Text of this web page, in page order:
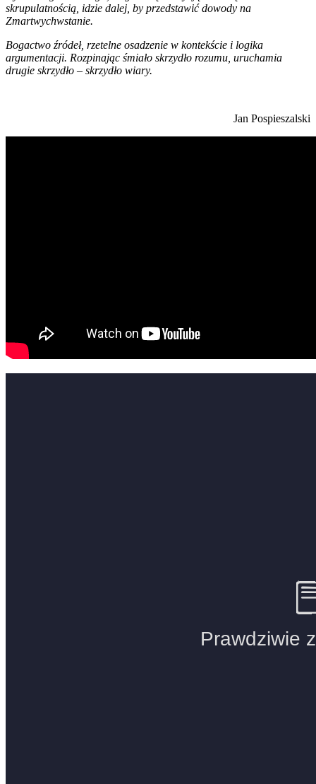
skrupulatnością, idzie dalej, by przedstawić dowody na
Zmartwychwstanie.
Bogactwo źródeł, rzetelne osadzenie w kontekście i logika
argumentacji. Rozpinając śmiało skrzydło rozumu, uruchamia
drugie skrzydło – skrzydło wiary.
Jan Pospieszalski